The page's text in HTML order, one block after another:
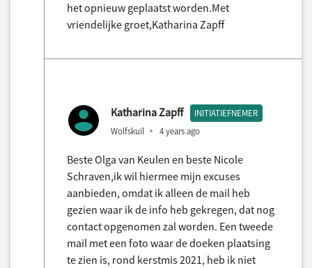
het opnieuw geplaatst worden.Met
vriendelijke groet,Katharina Zapff
Katharina Zapff INITIATIEFNEMER
Wolfskuil 4 years ago
Beste Olga van Keulen en beste Nicole
Schraven,ik wil hiermee mijn excuses
aanbieden, omdat ik alleen de mail heb
gezien waar ik de info heb gekregen, dat nog
contact opgenomen zal worden. Een tweede
mail met een foto waar de doeken plaatsing
te zien is, rond kerstmis 2021, heb ik niet